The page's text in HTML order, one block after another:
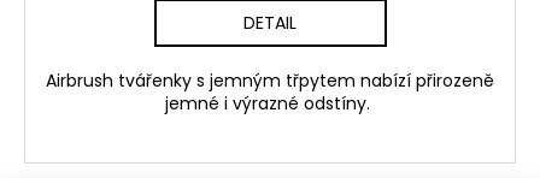
DETAIL
Airbrush tvářenky s jemným třpytem nabízí přirozeně
jemné i výrazné odstíny.